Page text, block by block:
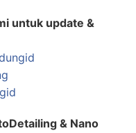
untuk update &
& Nano